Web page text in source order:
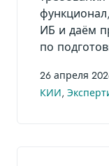
ИБ и даём
по
26 апреля
КИИ,